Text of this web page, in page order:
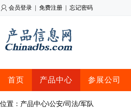
会员登录 免费注册 忘记密码
首页 产品中心 参展公司
位置：产品中心\公安/司法/军队